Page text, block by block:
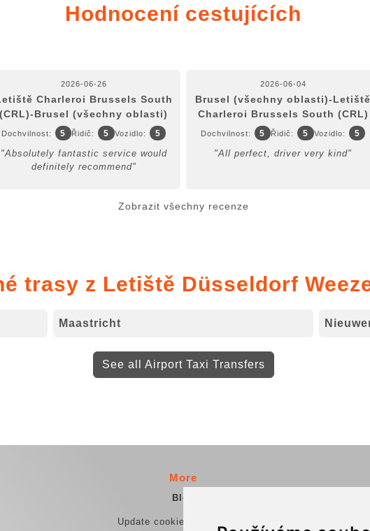
Hodnocení cestujících
2026-06-26
Charleroi Brussels South
(CRL)-Brusel (všechny oblasti)
Dochvilnost: 5 Řidič: 5 Vozidlo: 5
"Absolutely fantastic service would
definitely recommend"
2026-06-04
Brusel (všechny oblasti)-Letiště
Charleroi Brussels South (CRL)
Dochvilnost: 5 Řidič: 5 Vozidlo: 5
"All perfect, driver very kind"
Zobrazit všechny recenze
trasy z Letiště Düsseldorf
Maastricht
See all Airport Taxi Transfers
More
Blog
Update cookies preferences